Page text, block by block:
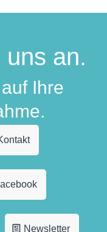
an.
Ihre
Newsletter